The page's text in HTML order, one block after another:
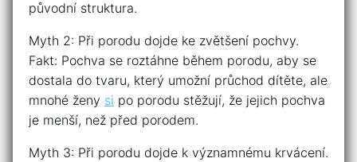
původní struktura.
Myth 2: Při porodu dojde ke zvětšení pochvy.
Fakt: Pochva se roztáhne během porodu, aby se
dostala do tvaru, který umožní průchod dítěte, ale
mnohé ženy si po porodu stěžují, že jejich pochva
je menší, než před porodem.
Myth 3: Při porodu dojde k významnému krvácení.